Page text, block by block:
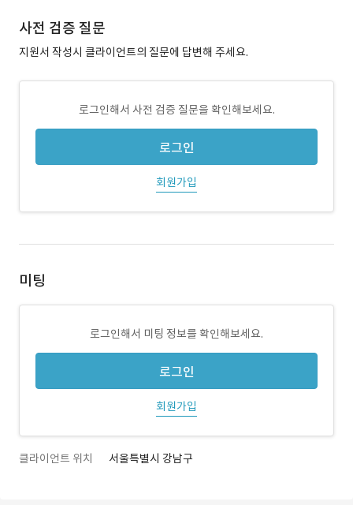
사전 검증 질문
지원서 작성시 클라이언트의 질문에 답변해 주세요.
로그인해서 사전 검증 질문을 확인해보세요.
로그인
회원가입
미팅
로그인해서 미팅 정보를 확인해보세요.
로그인
회원가입
클라이언트 위치 서울특별시 강남구